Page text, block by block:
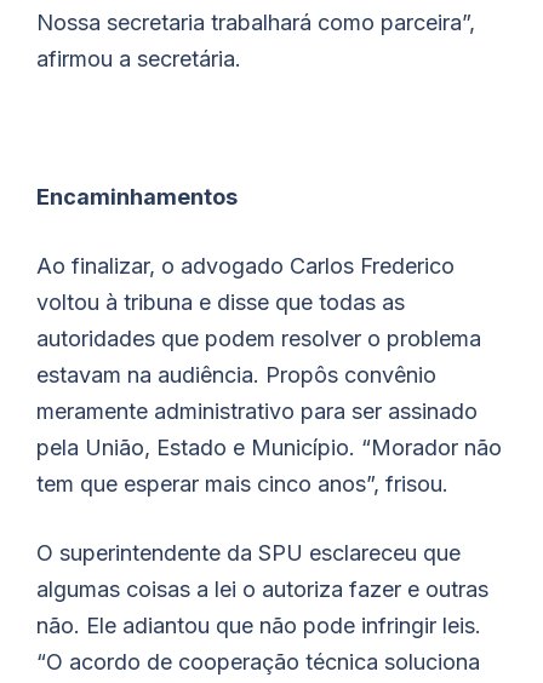
Nossa secretaria trabalhará como parceira”,
afirmou a secretária.
Encaminhamentos
Ao finalizar, o advogado Carlos Frederico
voltou à tribuna e disse que todas as
autoridades que podem resolver o problema
estavam na audiência. Propôs convênio
meramente administrativo para ser assinado
pela União, Estado e Município. “Morador não
tem que esperar mais cinco anos”, frisou.
O superintendente da SPU esclareceu que
algumas coisas a lei o autoriza fazer e outras
não. Ele adiantou que não pode infringir leis.
“O acordo de cooperação técnica soluciona